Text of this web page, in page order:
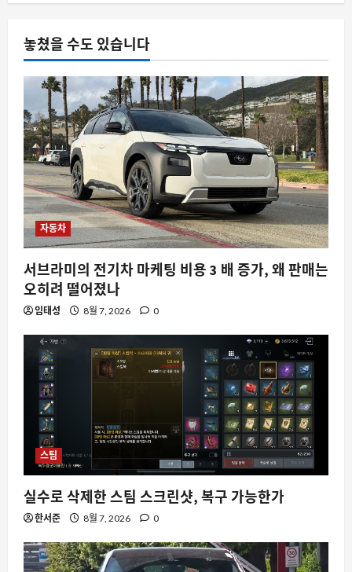
4
8월 7, 2026
전시회
제3회 대한민국 사회적가치 페스타
8월 7, 2026 0
놓쳤을 수도 있습니다
자동차
서브라미의 전기차 마케팅 비용 3 배 증가, 왜 판매는
오히려 떨어졌나
임태성 8월 7, 2026 0
스팀
실수로 삭제한 스팀 스크린샷, 복구 가능한가
한서준 8월 7, 2026 0